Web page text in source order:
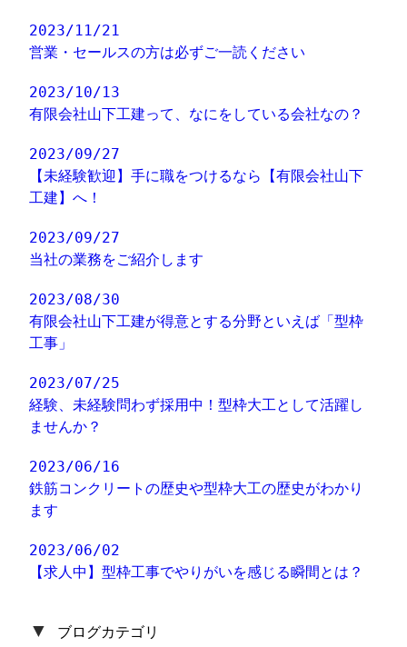
2023/11/21
営業・セールスの方は必ずご一読ください
2023/10/13
有限会社山下工建って、なにをしている会社なの？
2023/09/27
【未経験歓迎】手に職をつけるなら【有限会社山下
工建】へ！
2023/09/27
当社の業務をご紹介します
2023/08/30
有限会社山下工建が得意とする分野といえば「型枠
工事」
2023/07/25
経験、未経験問わず採用中！型枠大工として活躍し
ませんか？
2023/06/16
鉄筋コンクリートの歴史や型枠大工の歴史がわかり
ます
2023/06/02
【求人中】型枠工事でやりがいを感じる瞬間とは？
▼ ブログカテゴリ